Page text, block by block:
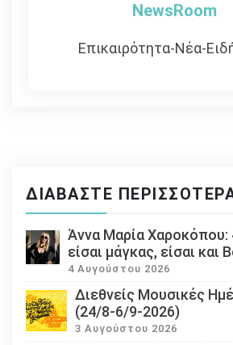
NewsRoom
Επικαιρότητα-Νέα-
ΔΙΑΒΆΣΤΕ
Άννα Μαρία
είσαι μάγκας, είσαι και
4 Αυγούστου 2026
Διεθνείς Μουσικές
(24/8-6/9-2026)
3 Αυγούστου 2026